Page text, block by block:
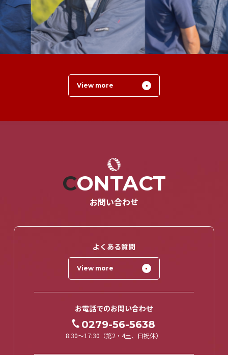
View more
CONTACT
お問い合わせ
よくある質問
View more
お電話でのお問い合わせ
0279-56-5638
8:30～17:30（第2・4土、日祝休）